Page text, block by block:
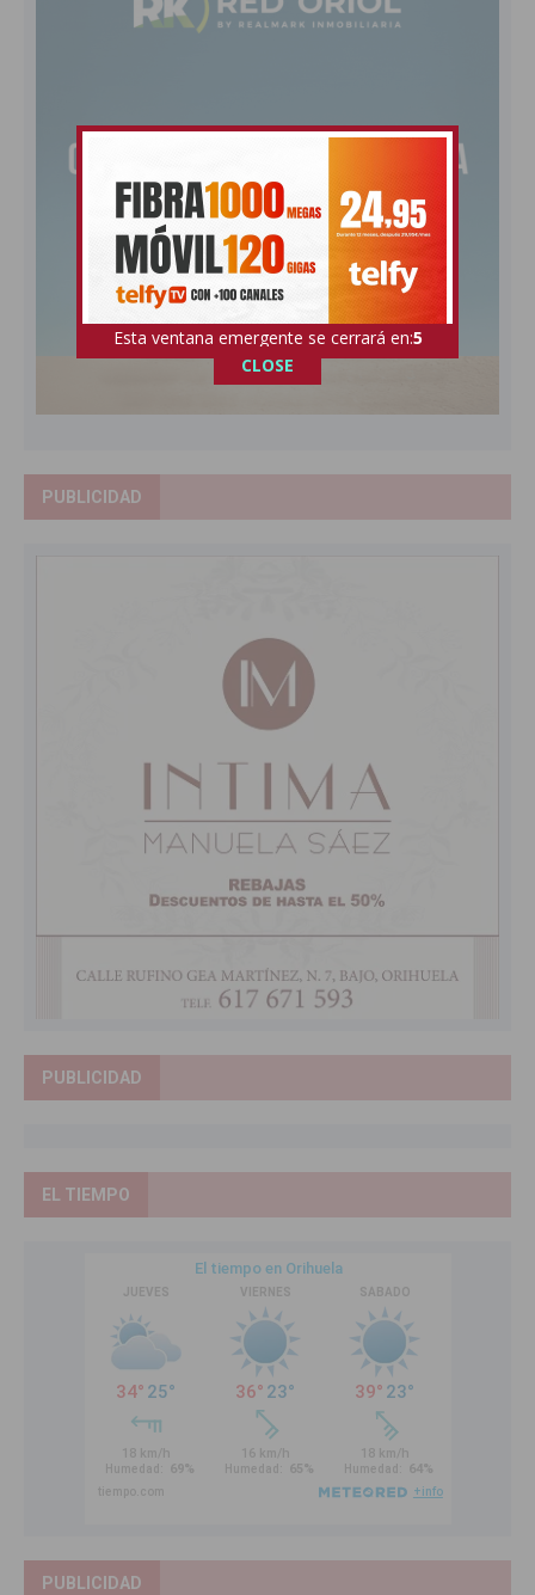
PUBLICIDAD
PUBLICIDAD
EL TIEMPO
PUBLICIDAD
Esta ventana emergente se cerrará en:4
CLOSE